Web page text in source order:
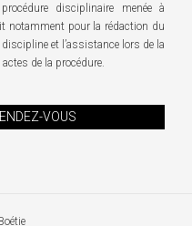
disciplinaire menée à
notamment pour la rédaction du
et l’assistance lors de la
de la procédure.
VOUS